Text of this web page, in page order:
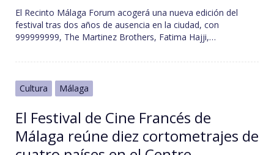
El Recinto Málaga Forum acogerá una nueva edición del
festival tras dos años de ausencia en la ciudad, con
999999999, The Martinez Brothers, Fatima Hajji,…
Cultura Málaga
El Festival de Cine Francés de
Málaga reúne diez cortometrajes de